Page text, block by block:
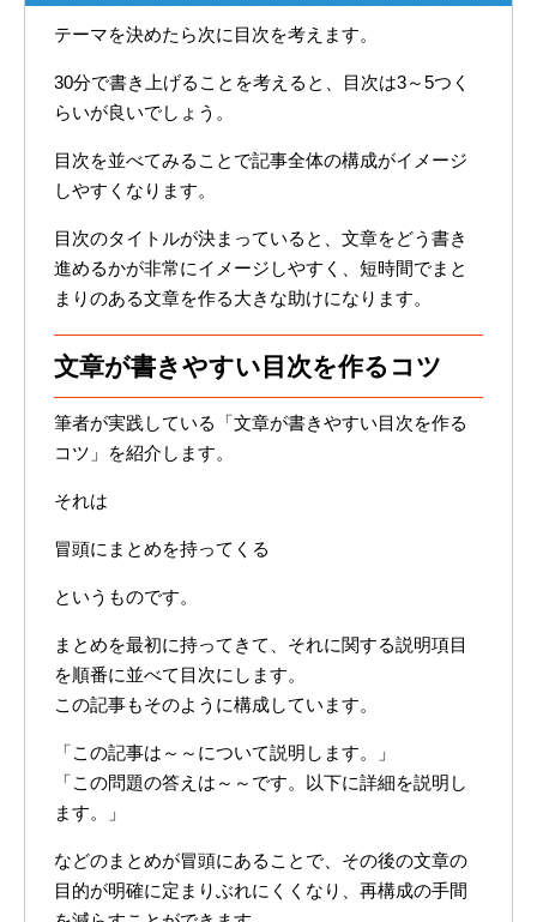
テーマを決めたら次に目次を考えます。
30分で書き上げることを考えると、目次は3～5つく
らいが良いでしょう。
目次を並べてみることで記事全体の構成がイメージ
しやすくなります。
目次のタイトルが決まっていると、文章をどう書き
進めるかが非常にイメージしやすく、短時間でまと
まりのある文章を作る大きな助けになります。
文章が書きやすい目次を作るコツ
筆者が実践している「文章が書きやすい目次を作る
コツ」を紹介します。
それは
冒頭にまとめを持ってくる
というものです。
まとめを最初に持ってきて、それに関する説明項目
を順番に並べて目次にします。
この記事もそのように構成しています。
「この記事は～～について説明します。」
「この問題の答えは～～です。以下に詳細を説明し
ます。」
などのまとめが冒頭にあることで、その後の文章の
目的が明確に定まりぶれにくくなり、再構成の手間